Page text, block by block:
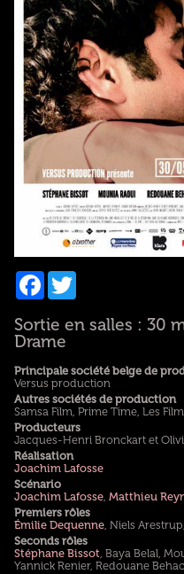
Facebook
Twitter
Sortie en salles : 30
Drame
Principale société belge de
Versus production
Autres sociétés de production
Samsa Film, Prime Time, Les
Producteurs
Jacques-Henri Bronckart et
Réalisation
Joachim Lafosse
Scénario
Joachim Lafosse, Matthieu
Premiers rôles
Émilie Dequenne, Niels
Seconds rôles
Stéphane Bissot, Baya Belal,
Yannick Renier, Redouane